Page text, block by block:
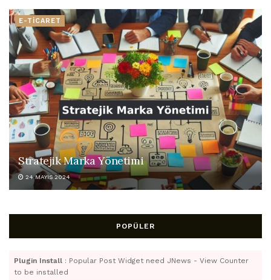
E-TİCARET
Stratejik Marka Yönetimi
24 MAYIS 2024
POPÜLER
Plugin Install : Popular Post Widget need JNews - View Counter
to be installed